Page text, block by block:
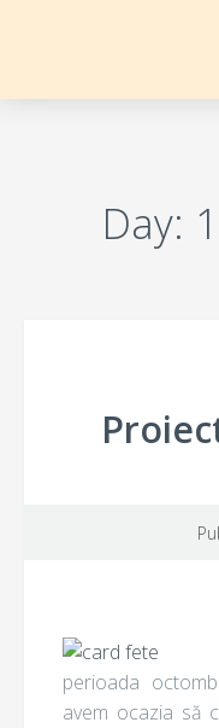
Day:
perioada
avem ocazia să